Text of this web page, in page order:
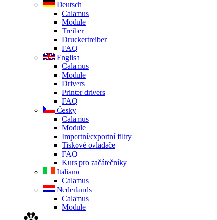
Deutsch
Calamus
Module
Treiber
Druckertreiber
FAQ
English
Calamus
Module
Drivers
Printer drivers
FAQ
Česky
Calamus
Module
Importní/exportní filtry
Tiskové ovladače
FAQ
Kurs pro začátečníky
Italiano
Calamus
Nederlands
Calamus
Module